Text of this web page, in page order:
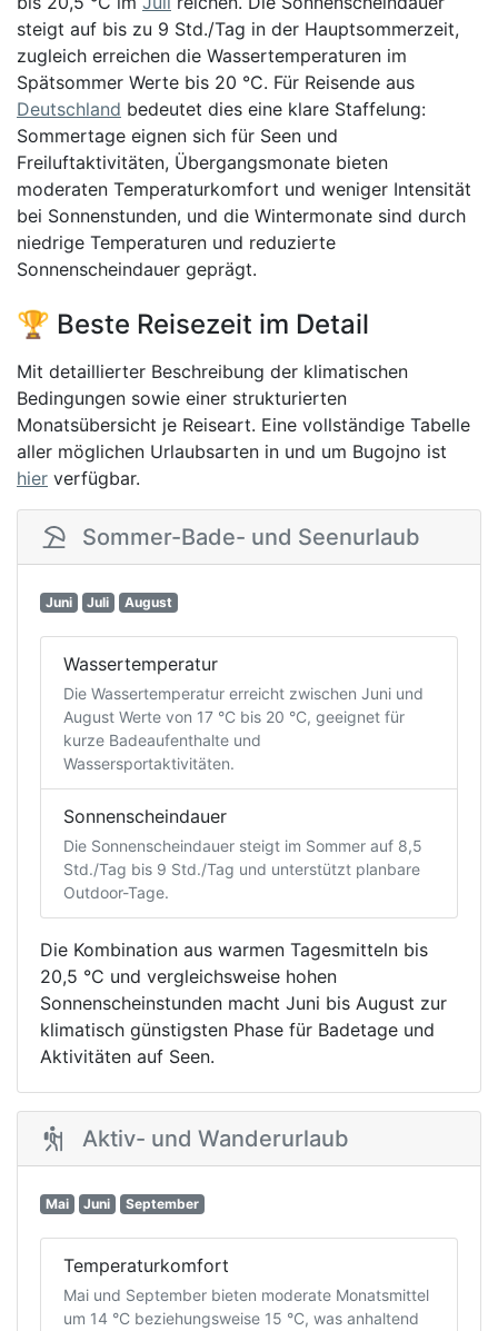
steigt auf bis zu 9 Std./Tag in der Hauptsommerzeit,
zugleich erreichen die Wassertemperaturen im
Spätsommer Werte bis 20 °C. Für Reisende aus
Deutschland bedeutet dies eine klare Staffelung:
Sommertage eignen sich für Seen und
Freiluftaktivitäten, Übergangsmonate bieten
moderaten Temperaturkomfort und weniger Intensität
bei Sonnenstunden, und die Wintermonate sind durch
niedrige Temperaturen und reduzierte
Sonnenscheindauer geprägt.
🏆 Beste Reisezeit im Detail
Mit detaillierter Beschreibung der klimatischen
Bedingungen sowie einer strukturierten
Monatsübersicht je Reiseart. Eine vollständige Tabelle
aller möglichen Urlaubsarten in und um Bugojno ist
hier verfügbar.
Sommer-Bade- und Seenurlaub
Juni Juli August
Wassertemperatur
Die Wassertemperatur erreicht zwischen Juni und
August Werte von 17 °C bis 20 °C, geeignet für
kurze Badeaufenthalte und
Wassersportaktivitäten.
Sonnenscheindauer
Die Sonnenscheindauer steigt im Sommer auf 8,5
Std./Tag bis 9 Std./Tag und unterstützt planbare
Outdoor-Tage.
Die Kombination aus warmen Tagesmitteln bis
20,5 °C und vergleichsweise hohen
Sonnenscheinstunden macht Juni bis August zur
klimatisch günstigsten Phase für Badetage und
Aktivitäten auf Seen.
Aktiv- und Wanderurlaub
Mai Juni September
Temperaturkomfort
Mai und September bieten moderate Monatsmittel
um 14 °C beziehungsweise 15 °C, was anhaltend